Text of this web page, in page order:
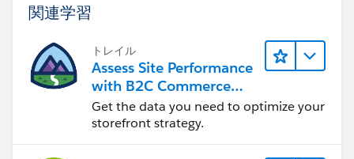
関連学習
トレイル
Assess Site Performance
with B2C Commerce
Reports & Dashboards
Get the data you need to optimize your
storefront strategy.